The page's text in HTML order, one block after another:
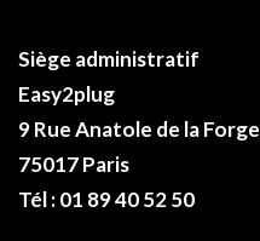
Siège administratif
Easy2plug
9 Rue Anatole de la Forge
75017 Paris
Tél : 01 89 40 52 50